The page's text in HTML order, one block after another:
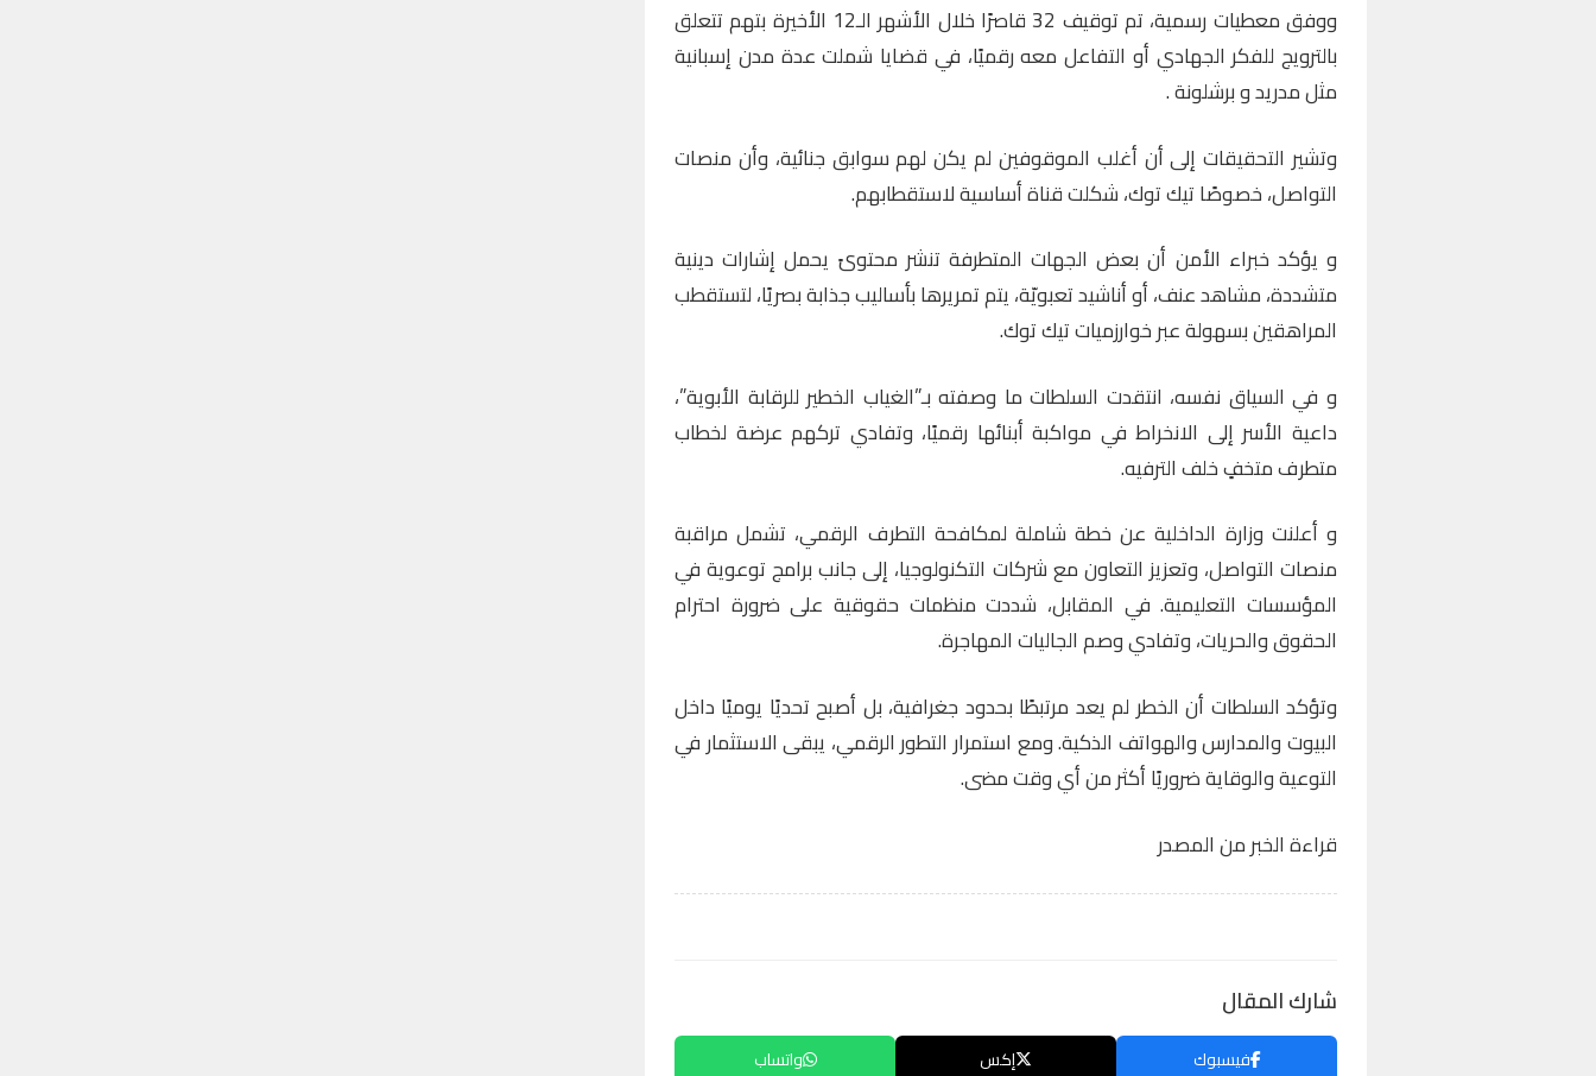
ووفق معطيات رسمية، تم توقيف 32 قاصرًا خلال الأشهر الـ12 الأخيرة بتهم تتعلق
بالترويج للفكر الجهادي أو التفاعل معه رقميًا، في قضايا شملت عدة مدن إسبانية
مثل مدريد و برشلونة .
وتشير التحقيقات إلى أن أغلب الموقوفين لم يكن لهم سوابق جنائية، وأن منصات
التواصل، خصوصًا تيك توك، شكلت قناة أساسية لاستقطابهم.
و يؤكد خبراء الأمن أن بعض الجهات المتطرفة تنشر محتوىً يحمل إشارات دينية
متشددة، مشاهد عنف، أو أناشيد تعبويّة، يتم تمريرها بأساليب جذابة بصريًا، لتستقطب
المراهقين بسهولة عبر خوارزميات تيك توك.
و في السياق نفسه، انتقدت السلطات ما وصفته بـ”الغياب الخطير للرقابة الأبوية”،
داعية الأسر إلى الانخراط في مواكبة أبنائها رقميًا، وتفادي تركهم عرضة لخطاب
متطرف متخفٍ خلف الترفيه.
و أعلنت وزارة الداخلية عن خطة شاملة لمكافحة التطرف الرقمي، تشمل مراقبة
منصات التواصل، وتعزيز التعاون مع شركات التكنولوجيا، إلى جانب برامج توعوية في
المؤسسات التعليمية. في المقابل، شددت منظمات حقوقية على ضرورة احترام
الحقوق والحريات، وتفادي وصم الجاليات المهاجرة.
وتؤكد السلطات أن الخطر لم يعد مرتبطًا بحدود جغرافية، بل أصبح تحديًا يوميًا داخل
البيوت والمدارس والهواتف الذكية. ومع استمرار التطور الرقمي، يبقى الاستثمار في
التوعية والوقاية ضروريًا أكثر من أي وقت مضى.
قراءة الخبر من المصدر
شارك المقال
فيسبوك إكس واتساب